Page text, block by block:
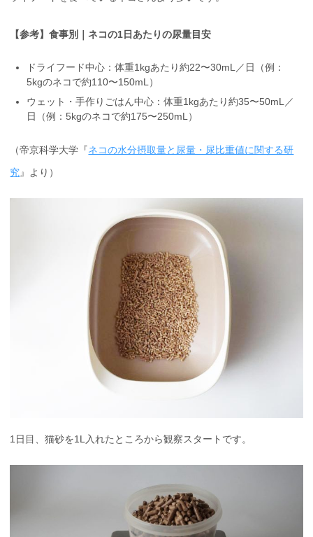
【参考】食事別｜ネコの1日あたりの尿量目安
ドライフード中心：体重1kgあたり約22〜30mL／日（例：
5kgのネコで約110〜150mL）
ウェット・手作りごはん中心：体重1kgあたり約35〜50mL／
日（例：5kgのネコで約175〜250mL）
（帝京科学大学『ネコの水分摂取量と尿量・尿比重値に関する研
究』より）
1日目、猫砂を1L入れたところから観察スタートです。